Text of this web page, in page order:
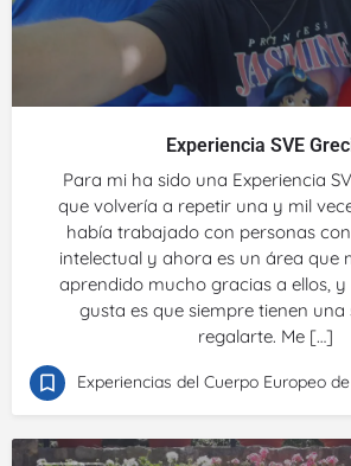
Experiencia SVE
Para mi ha sido una Experiencia
que volvería a repetir una y mil
había trabajado con personas
intelectual y ahora es un área que
aprendido mucho gracias a ellos,
gusta es que siempre tienen
regalarte. Me […]
Experiencias del Cuerpo Europeo